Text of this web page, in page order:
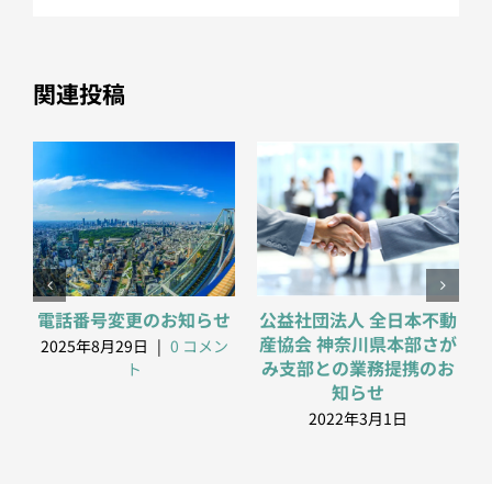
関連投稿
電話番号変更のお知らせ
2025年8月29日 | 0 コメン
ト
公益社団法人 全日本不動
産協会 神奈川県本部さが
み支部との業務提携のお
知らせ
2022年3月1日